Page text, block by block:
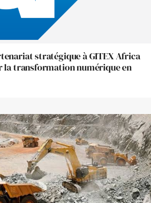
stratégique à GITEX Africa
la transformation numérique en